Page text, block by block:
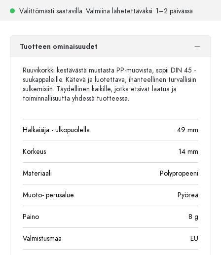
Välittömästi saatavilla. Valmiina lähetettäväksi: 1–2 päivässä
Tuotteen ominaisuudet
Ruuvikorkki kestävästä mustasta PP-muovista, sopii DIN 45 -
suukappaleille. Kätevä ja luotettava, ihanteellinen turvallisiin
sulkemisiin. Täydellinen kaikille, jotka etsivät laatua ja
toiminnallisuutta yhdessä tuotteessa.
Halkaisija - ulkopuolella 49 mm
Korkeus 14 mm
Materiaali Polypropeeni
Muoto- perusalue Pyöreä
Paino 8 g
Valmistusmaa EU